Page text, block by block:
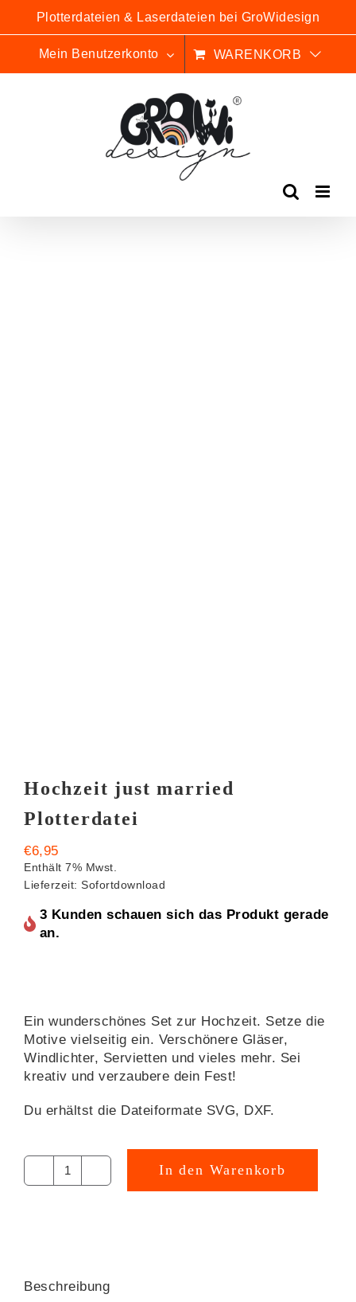
springen
Plotterdateien & Laserdateien bei GroWidesign
Mein Benutzerkonto WARENKORB
Hochzeit just married
Plotterdatei
€6,95
Enthält 7% Mwst.
Lieferzeit: Sofortdownload
3 Kunden schauen sich das Produkt gerade
an.
Ein wunderschönes Set zur Hochzeit. Setze die
Motive vielseitig ein. Verschönere Gläser,
Windlichter, Servietten und vieles mehr. Sei
kreativ und verzaubere dein Fest!
Du erhältst die Dateiformate SVG, DXF.
Hochzeit
In den Warenkorb
Alternative:
Beschreibung